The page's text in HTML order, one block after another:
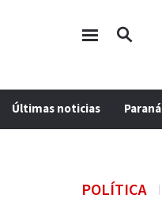
Últimas noticias Paraná
POLÍTICA